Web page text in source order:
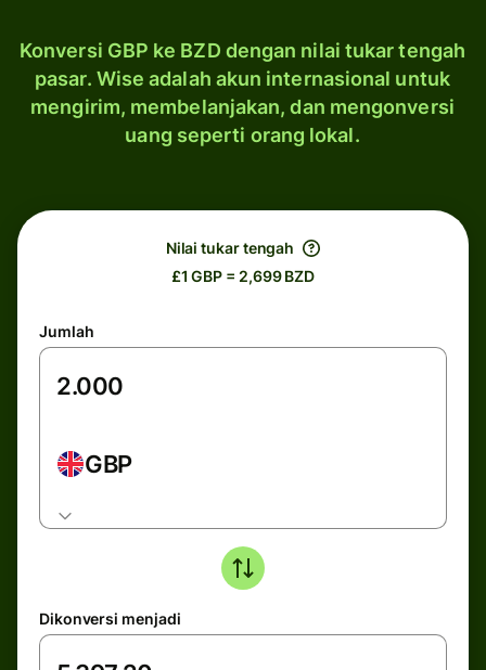
Konversi GBP ke BZD dengan nilai tukar tengah
pasar. Wise adalah akun internasional untuk
mengirim, membelanjakan, dan mengonversi
uang seperti orang lokal.
Nilai tukar tengah
£1 GBP = 2,699 BZD
Jumlah
GBP
Dikonversi menjadi